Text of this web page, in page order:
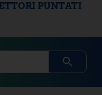
PUNTATI